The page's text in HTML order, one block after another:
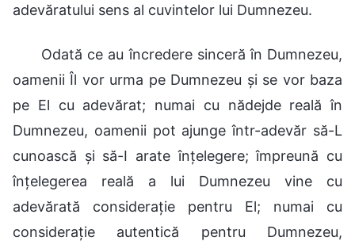
adevăratului sens al cuvintelor lui Dumnezeu.
Odată ce au încredere sinceră în Dumnezeu,
oamenii Îl vor urma pe Dumnezeu și se vor baza
pe El cu adevărat; numai cu nădejde reală în
Dumnezeu, oamenii pot ajunge într-adevăr să-L
cunoască și să-I arate înțelegere; împreună cu
înțelegerea reală a lui Dumnezeu vine cu
adevărată considerație pentru El; numai cu
considerație autentică pentru Dumnezeu,